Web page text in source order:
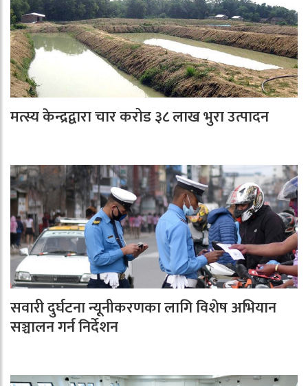
मत्स्य केन्द्रद्वारा चार करोड ३८ लाख भुरा उत्पादन
सवारी दुर्घटना न्यूनीकरणका लागि विशेष अभियान
सञ्चालन गर्न निर्देशन